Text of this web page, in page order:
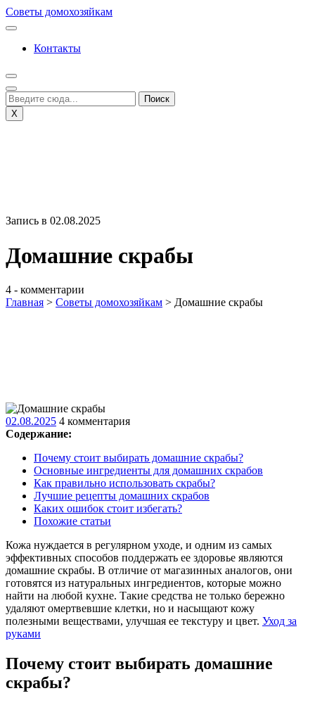
Перейти
к
Советы домохозяйкам
Контакты
X
Запись в 02.08.2025
Домашние скрабы
4 - комментарии
Главная > Советы домохозяйкам > Домашние скрабы
02.08.202502.08.2025
4 комментария
Содержание:
Почему стоит выбирать домашние скрабы?
Основные ингредиенты для домашних скрабов
Как правильно использовать скрабы?
Лучшие рецепты домашних скрабов
Каких ошибок стоит избегать?
Похожие статьи
Кожа нуждается в регулярном уходе, и одним из самых
эффективных способов поддержать ее здоровье являются
домашние скрабы. В отличие от магазинных аналогов, они
готовятся из натуральных ингредиентов, которые можно
найти на любой кухне. Такие средства не только бережно
удаляют омертвевшие клетки, но и насыщают кожу
полезными веществами, улучшая ее текстуру и цвет. Уход за
руками
Почему стоит выбирать домашние
скрабы?